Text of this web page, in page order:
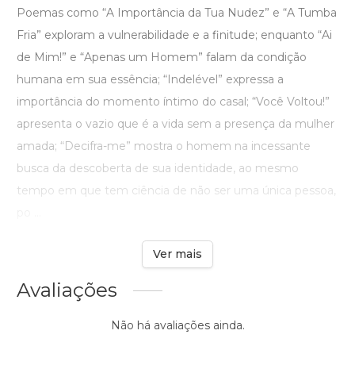
Poemas como “A Importância da Tua Nudez” e “A Tumba
Fria” exploram a vulnerabilidade e a finitude; enquanto “Ai
de Mim!” e “Apenas um Homem” falam da condição
humana em sua essência; “Indelével” expressa a
importância do momento íntimo do casal; “Você Voltou!”
apresenta o vazio que é a vida sem a presença da mulher
amada; “Decifra-me” mostra o homem na incessante
busca da descoberta de sua identidade, ao mesmo
tempo em que tem ciência de não ser uma única pessoa,
Ver mais
Avaliações
Não há avaliações ainda.